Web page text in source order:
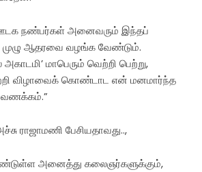
ஊடக நண்பர்கள் அனைவரும் இந்தப்
முழு ஆதரவை வழங்க வேண்டும்.
மாபெரும் வெற்றி பெற்று,
விழாவைக் கொண்டாட என் மனமார்ந்த
வணக்கம்.”
ராஜாமணி பேசியதாவது..,
அனைத்து கலைஞர்களுக்கும்,